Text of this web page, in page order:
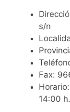
s/n
Fax:
14:00 h.